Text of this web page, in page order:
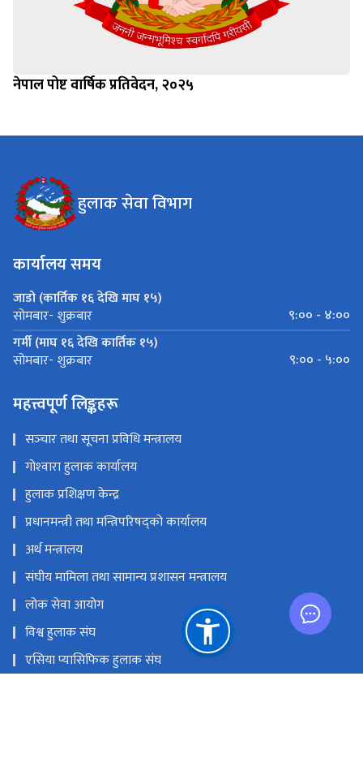
नेपाल पोष्ट वार्षिक प्रतिवेदन, २०२५
हुलाक सेवा विभाग
कार्यालय समय
जाडो (कार्तिक १६ देखि माघ १५)
सोमबार- शुक्रबार
९:०० - ४:००
गर्मी (माघ १६ देखि कार्तिक १५)
सोमबार- शुक्रबार ९:०० - ५:००
महत्त्वपूर्ण लिङ्कहरू
सञ्‍चार तथा सूचना प्रविधि मन्त्रालय
गोश्‍वारा हुलाक कार्यालय
हुलाक प्रशिक्षण केन्द्र
प्रधानमन्त्री तथा मन्त्रिपरिषद्को कार्यालय
अर्थ मन्त्रालय
संघीय मामिला तथा सामान्य प्रशासन मन्त्रालय
लोक सेवा आयोग
विश्व हुलाक संघ
एसिया प्यासिफिक हुलाक संघ